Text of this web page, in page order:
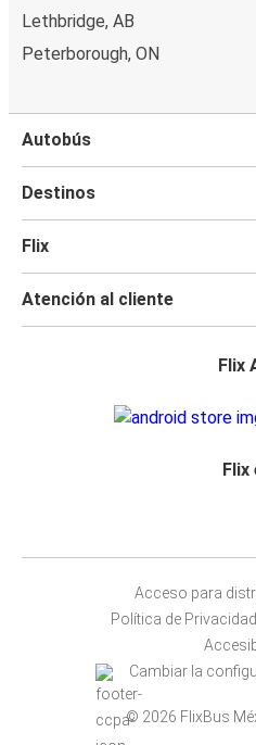
Lethbridge, AB
Peterborough, ON
Autobús
Destinos
Flix
Atención al cliente
Flix
Flix
Acceso para
Política de Privacidad
Cambiar la
© 2026 FlixBus